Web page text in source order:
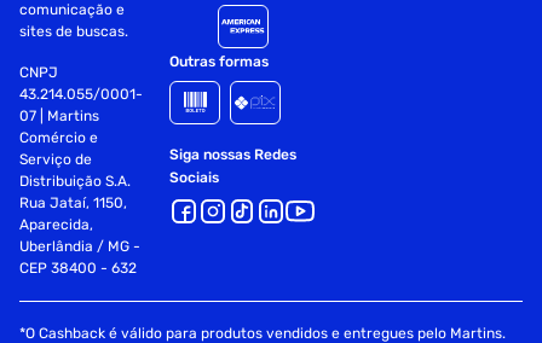
comunicação e
sites de buscas.
CNPJ
43.214.055/0001-
07 | Martins
Comércio e
Serviço de
Distribuição S.A.
Rua Jataí, 1150,
Aparecida,
Uberlândia / MG -
CEP 38400 - 632
Outras formas
Siga nossas Redes
Sociais
*O Cashback é válido para produtos vendidos e entregues pelo Martins.